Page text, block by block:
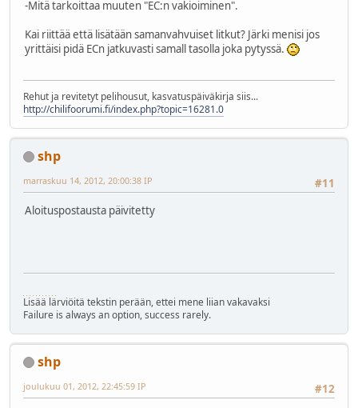
-Mitä tarkoittaa muuten "EC:n vakioiminen".
Kai riittää että lisätään samanvahvuiset litkut? Järki menisi jos
yrittäisi pidä ECn jatkuvasti samall tasolla joka pytyssä.
Rehut ja revitetyt pelihousut, kasvatuspäiväkirja siis...
http://chilifoorumi.fi/index.php?topic=16281.0
shp
#11
marraskuu 14, 2012, 20:00:38 IP
Aloituspostausta päivitetty
Lisää lärviöitä tekstin perään, ettei mene liian vakavaksi
Failure is always an option, success rarely.
shp
#12
joulukuu 01, 2012, 22:45:59 IP